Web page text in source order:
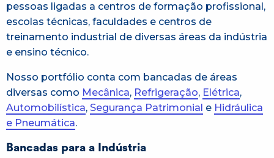
pessoas ligadas a centros de formação profissional,
escolas técnicas, faculdades e centros de
treinamento industrial de diversas áreas da indústria
e ensino técnico.
Nosso portfólio conta com bancadas de áreas
diversas como Mecânica, Refrigeração, Elétrica,
Automobilística, Segurança Patrimonial e Hidráulica
e Pneumática.
Bancadas para a Indústria